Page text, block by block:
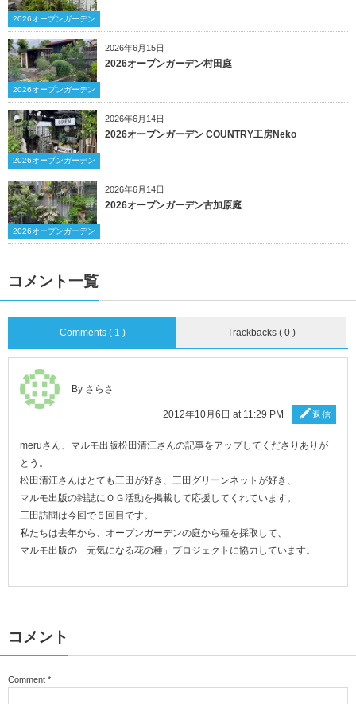
2026オープンガーデン
2026年6月15日
2026オープンガーデン
2026オープンガーデン村田庭
2026年6月14日
2026オープンガーデン
2026オープンガーデン COUNTRY工房Neko
2026年6月14日
2026オープンガーデン
2026オープンガーデン古加原庭
コメント一覧
Comments ( 1 ) Trackbacks ( 0 )
By さらさ
2012年10月6日 at 11:29 PM 返信
meruさん、マルモ出版松田清江さんの記事をアップしてくださりありが
とう。
松田清江さんはとても三田が好き、三田グリーンネットが好き、
マルモ出版の雑誌にＯＧ活動を掲載して応援してくれています。
三田訪問は今回で５回目です。
私たちは去年から、オープンガーデンの庭から種を採取して、
マルモ出版の「元気になる花の種」プロジェクトに協力しています。
コメント
Comment *